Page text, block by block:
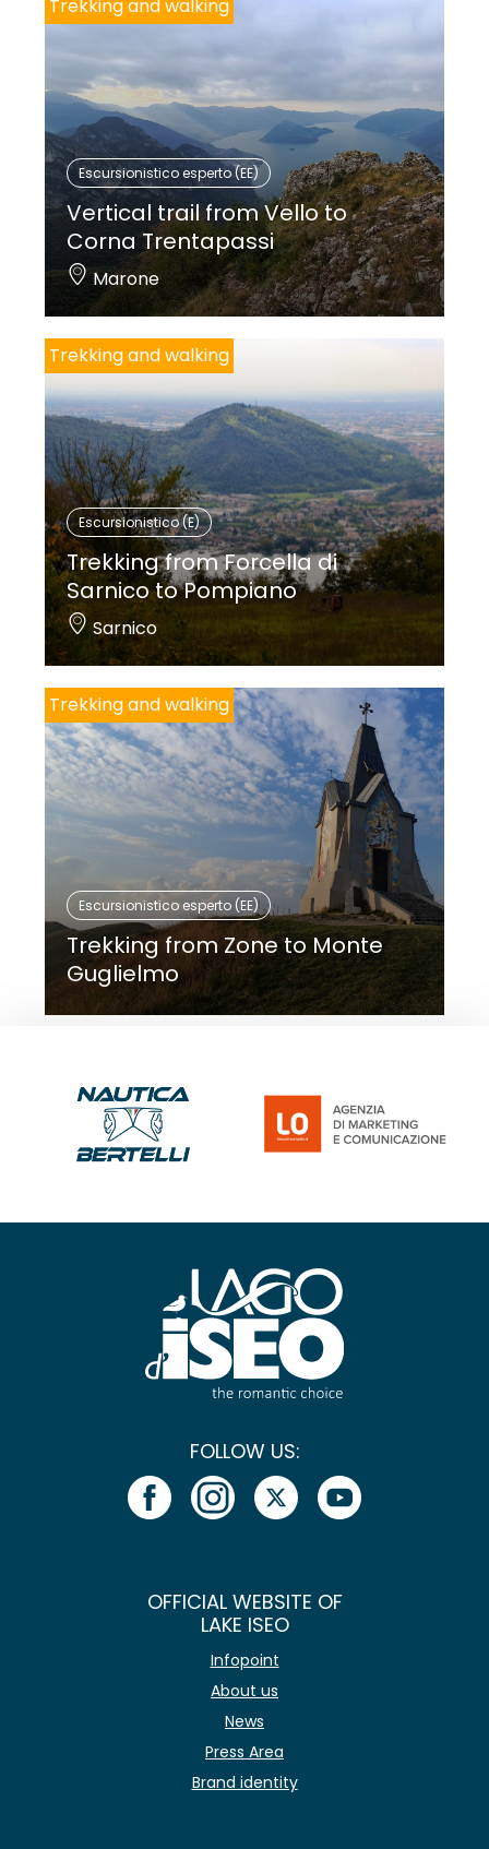
Trekking and walking
Escursionistico esperto (EE)
Vertical trail from Vello to
Corna Trentapassi
Marone
Trekking and walking
Escursionistico (E)
Trekking from Forcella di
Sarnico to Pompiano
Sarnico
Trekking and walking
Escursionistico esperto (EE)
Trekking from Zone to Monte
Guglielmo
FOLLOW US:
OFFICIAL WEBSITE OF
LAKE ISEO
Infopoint
About us
News
Press Area
Brand identity